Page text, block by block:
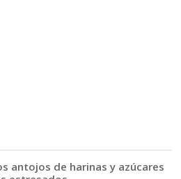
antojos de harinas y azúcares